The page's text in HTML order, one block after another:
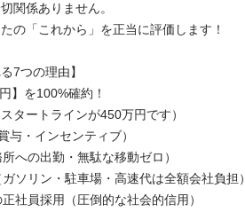
関係ありません。
の「これから」を正当に評価します！
7つの理由】
】を100%確約！
タートラインが450万円です）
与・インセンティブ）
への出勤・無駄な移動ゼロ）
ソリン・駐車場・高速代は全額会社負担）
社員採用（圧倒的な社会的信用）